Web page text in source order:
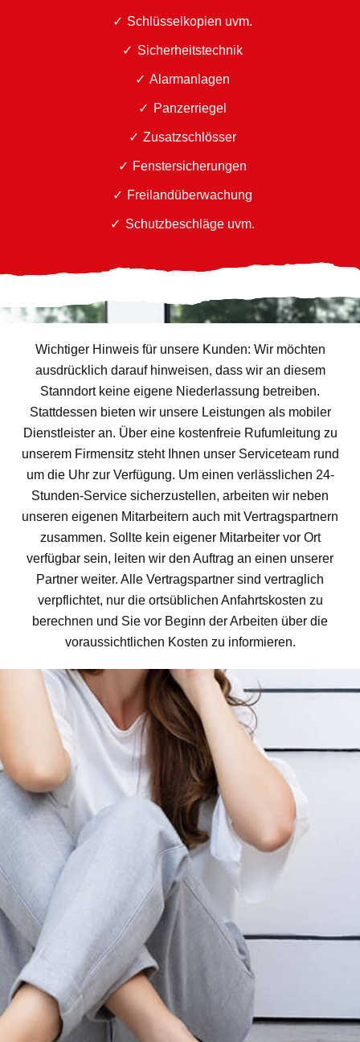
Schlüsselkopien uvm.
Sicherheitstechnik
Alarmanlagen
Panzerriegel
Zusatzschlösser
Fenstersicherungen
Freilandüberwachung
Schutzbeschläge uvm.
Wichtiger Hinweis für unsere Kunden: Wir möchten
ausdrücklich darauf hinweisen, dass wir an diesem
Stanndort keine eigene Niederlassung betreiben.
Stattdessen bieten wir unsere Leistungen als mobiler
Dienstleister an. Über eine kostenfreie Rufumleitung zu
unserem Firmensitz steht Ihnen unser Serviceteam rund
um die Uhr zur Verfügung. Um einen verlässlichen 24-
Stunden-Service sicherzustellen, arbeiten wir neben
unseren eigenen Mitarbeitern auch mit Vertragspartnern
zusammen. Sollte kein eigener Mitarbeiter vor Ort
verfügbar sein, leiten wir den Auftrag an einen unserer
Partner weiter. Alle Vertragspartner sind vertraglich
verpflichtet, nur die ortsüblichen Anfahrtskosten zu
berechnen und Sie vor Beginn der Arbeiten über die
voraussichtlichen Kosten zu informieren.